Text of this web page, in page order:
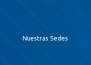
Nuestras Sedes